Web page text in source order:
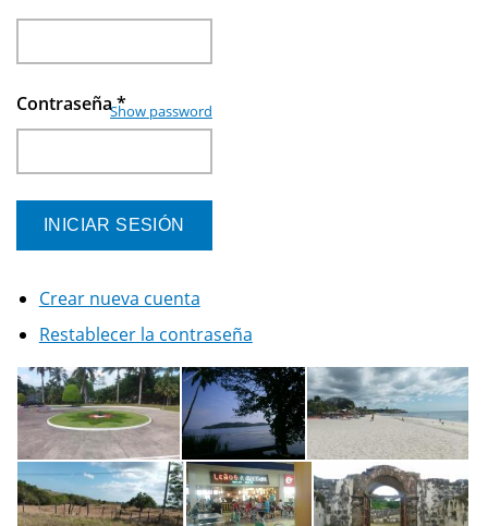
Contraseña*
Show password
Crear nueva cuenta
Restablecer la contraseña